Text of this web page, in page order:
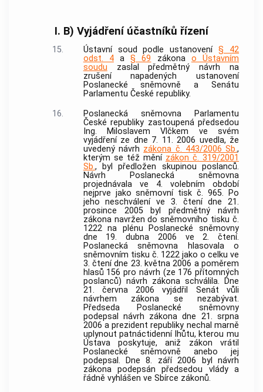
I. B) Vyjádření účastníků řízení
15. Ústavní soud podle ustanovení§ 42
odst. 4a§ 69 zákona o Ústavním
soudu zaslal předmětný návrh na
zrušení napadených ustanovení
Poslanecké sněmovně a Senátu
Parlamentu České republiky.
16.
Poslanecká sněmovna Parlamentu
České republiky zastoupená předsedou
Ing. Miloslavem Vlčkem ve svém
vyjádření ze dne 7. 11. 2006 uvedla, že
uvedený návrh zákona č. 443/2006 Sb.,
kterým se též mění zákon č. 319/2001
Sb., byl předložen skupinou poslanců.
Návrh Poslanecká sněmovna
projednávala ve 4. volebním období
nejprve jako sněmovní tisk č. 965. Po
jeho neschválení ve 3. čtení dne 21.
prosince 2005 byl předmětný návrh
zákona navržen do sněmovního tisku č.
1222 na plénu Poslanecké sněmovny
dne 19. dubna 2006 ve 2. čtení.
Poslanecká sněmovna hlasovala o
sněmovním tisku č. 1222 jako o celku ve
3. čtení dne 23. května 2006 a poměrem
hlasů 156 pro návrh (ze 176 přítomných
poslanců) návrh zákona schválila. Dne
21. června 2006 vyjádřil Senát vůli
návrhem zákona se nezabývat.
Předseda Poslanecké sněmovny
podepsal návrh zákona dne 21. srpna
2006 a prezident republiky nechal marně
uplynout patnáctidenní lhůtu, kterou mu
Ústava poskytuje, aniž zákon vrátil
Poslanecké sněmovně anebo jej
podepsal. Dne 8. září 2006 byl návrh
zákona podepsán předsedou vlády a
řádně vyhlášen ve Sbírce zákonů.